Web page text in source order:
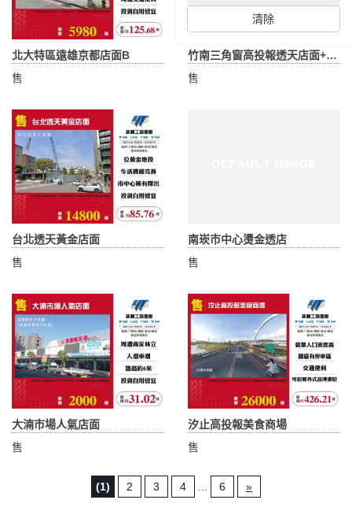
清除
北大特區遠雄京都店面B
售
竹南三角窗高投報透天店面+套房
售
台北透天黃金店面
售
南崁市中心燙金透店
售
大湳市場人氣店面
售
汐止高投報美食商場
售
(1) 2 3 4 6 »